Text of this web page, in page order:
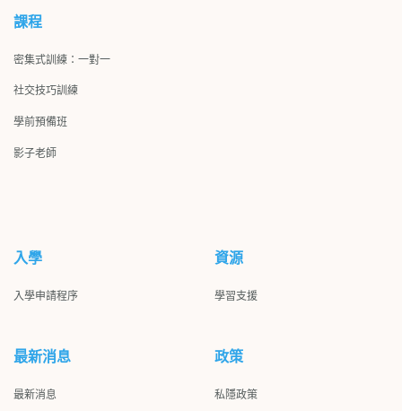
課程
密集式訓練：一對一
社交技巧訓練
學前預備班
影子老師
入學
入學申請程序
最新消息
最新消息
資源
學習支援
政策
私隱政策